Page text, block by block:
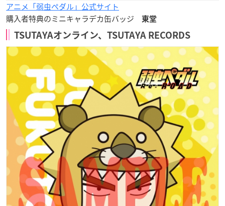
アニメ「弱虫ペダル」公式サイト
購入者特典のミニキャラデカ缶バッジ
東堂
TSUTAYAオンライン、TSUTAYA RECORDS